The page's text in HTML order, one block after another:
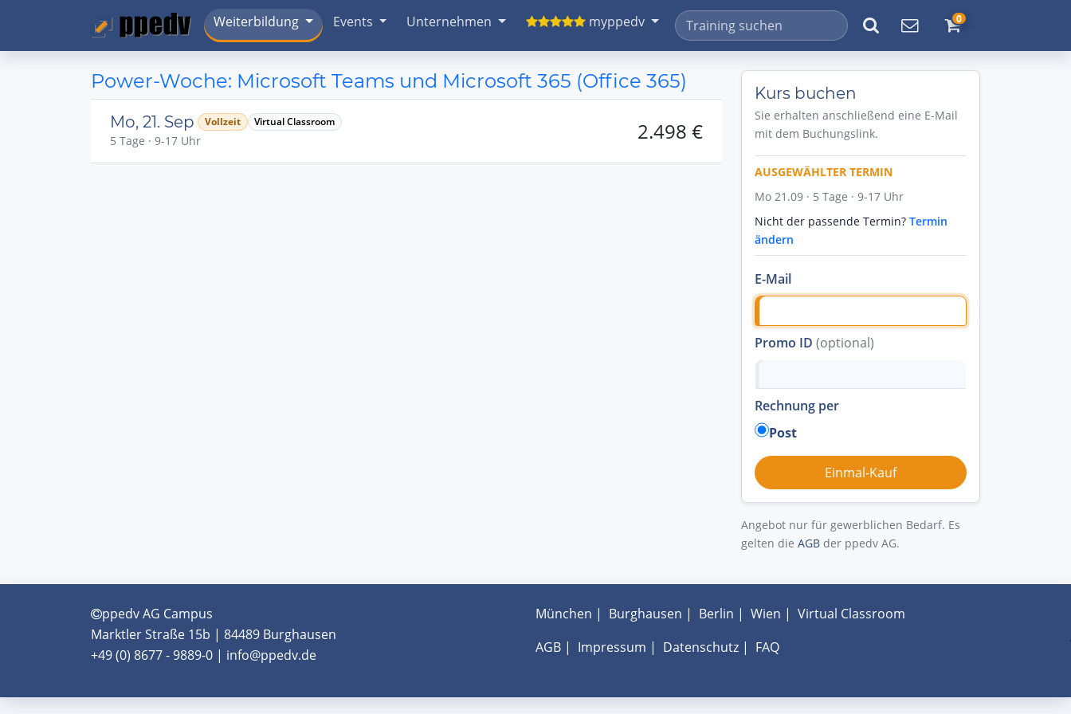
Weiterbildung Events Unternehmen myppedv 0
Power-Woche: Microsoft Teams und Microsoft 365 (Office 365)
Mo, 21. Sep Vollzeit Virtual Classroom
5 Tage · 9-17 Uhr 2.498 €
Kurs buchen
Sie erhalten anschließend eine E-Mail
mit dem Buchungslink.
AUSGEWÄHLTER TERMIN
Mo 21.09 · 5 Tage · 9-17 Uhr
Nicht der passende Termin? Termin
ändern
E-Mail
Promo ID (optional)
Rechnung per
Post
Angebot nur für gewerblichen Bedarf. Es
gelten die AGB der ppedv AG.
ppedv AG Campus
Marktler Straße 15b | 84489 Burghausen
+49 (0) 8677 - 9889-0 | info@ppedv.de
München | Burghausen | Berlin | Wien | Virtual Classroom
AGB| Impressum | Datenschutz| FAQ